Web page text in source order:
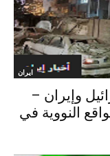
ايران
وإيران –
النووية في